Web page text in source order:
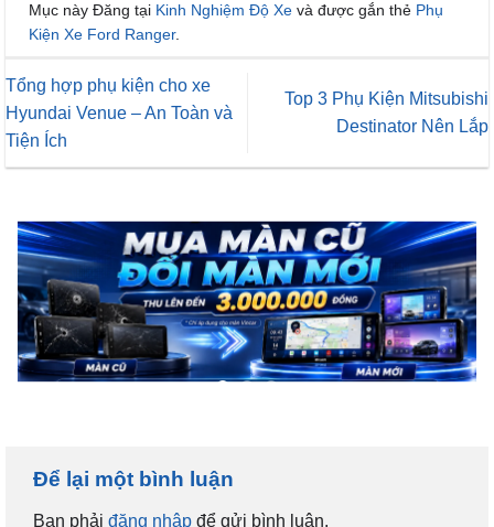
Mục này Đăng tại Kinh Nghiệm Độ Xe và được gắn thẻ Phụ
Kiện Xe Ford Ranger.
Tổng hợp phụ kiện cho xe
Hyundai Venue – An Toàn và
Tiện Ích
Top 3 Phụ Kiện Mitsubishi
Destinator Nên Lắp
Để lại một bình luận
Bạn phải đăng nhập để gửi bình luận.